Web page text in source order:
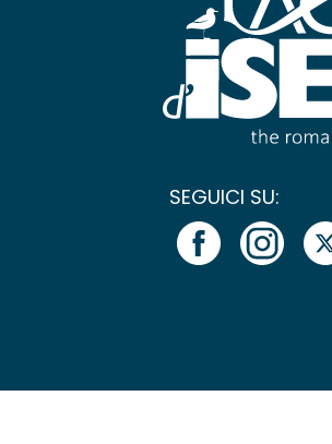
SEGUICI SU: